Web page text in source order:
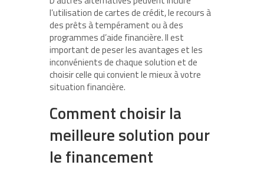
l’utilisation de cartes de crédit, le recours à
des prêts à tempérament ou à des
programmes d’aide financière. Il est
important de peser les avantages et les
inconvénients de chaque solution et de
choisir celle qui convient le mieux à votre
situation financière.
Comment choisir la
meilleure solution pour
le financement